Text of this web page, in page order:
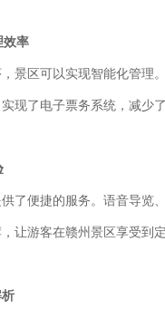
效率
景区可以实现智能化管理
现了电子票务系统，减少
了便捷的服务。语音导览
让游客在赣州景区享受到